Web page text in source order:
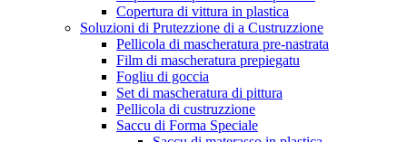
Copertura di vittura in plastica
Soluzioni di Prutezzione di a Custruzzione
Pellicola di mascheratura pre-nastrata
Film di mascheratura prepiegatu
Fogliu di goccia
Set di mascheratura di pittura
Pellicola di custruzzione
Saccu di Forma Speciale